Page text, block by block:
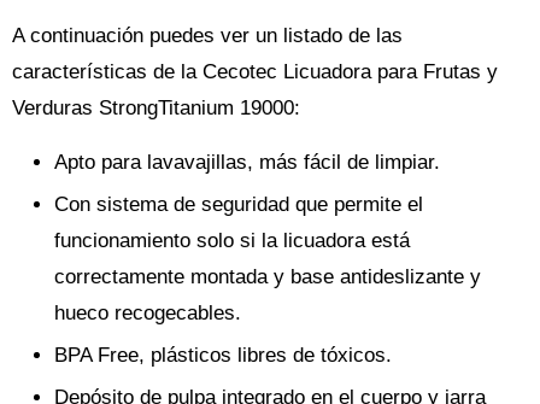
A continuación puedes ver un listado de las
características de la Cecotec Licuadora para Frutas y
Verduras StrongTitanium 19000:
Apto para lavavajillas, más fácil de limpiar.
Con sistema de seguridad que permite el
funcionamiento solo si la licuadora está
correctamente montada y base antideslizante y
hueco recogecables.
BPA Free, plásticos libres de tóxicos.
Depósito de pulpa integrado en el cuerpo y jarra